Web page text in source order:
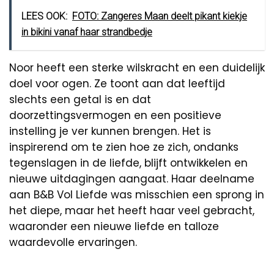
LEES OOK: FOTO: Zangeres Maan deelt pikant kiekje
in bikini vanaf haar strandbedje
Noor heeft een sterke wilskracht en een duidelijk
doel voor ogen. Ze toont aan dat leeftijd
slechts een getal is en dat
doorzettingsvermogen en een positieve
instelling je ver kunnen brengen. Het is
inspirerend om te zien hoe ze zich, ondanks
tegenslagen in de liefde, blijft ontwikkelen en
nieuwe uitdagingen aangaat. Haar deelname
aan B&B Vol Liefde was misschien een sprong in
het diepe, maar het heeft haar veel gebracht,
waaronder een nieuwe liefde en talloze
waardevolle ervaringen.